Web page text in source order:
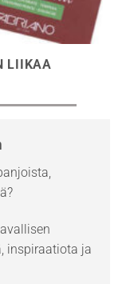
LIIKAA
inspiraatiota ja